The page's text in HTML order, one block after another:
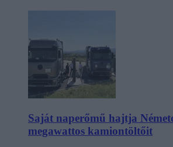
Saját naperőmű hajtja
megawattos kamiontöltőit